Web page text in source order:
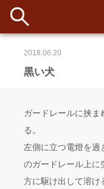
黒い犬
2018.06.20
ガードレールに挟ま
る。
左側に立つ電燈を過
のガードレール上に
方に駆け出して溶け